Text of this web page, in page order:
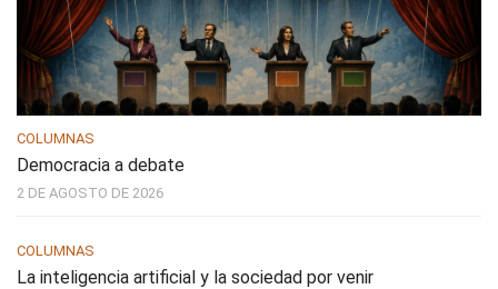
COLUMNAS
Democracia a debate
2 DE AGOSTO DE 2026
COLUMNAS
La inteligencia artificial y la sociedad por venir